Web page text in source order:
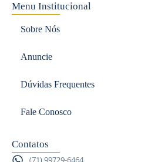
Menu Institucional
Sobre Nós
Anuncie
Dúvidas Frequentes
Fale Conosco
Contatos
(71) 99729-6464